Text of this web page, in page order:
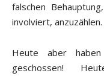
falschen
involviert, anzuzählen.
Heute aber
geschossen!